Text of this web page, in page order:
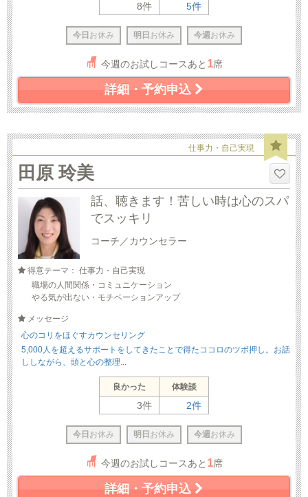
8件 5件
今日 お休み 明日 お休み 今週 お休み
今週のお試しコースあと 1席
詳細・予約申込
仕事力・自己実現
田原 玲美
話、聴きます！苦しい時は心のスパ
でスッキリ
コーチ／カウンセラー
得意テーマ： 仕事力・自己実現
職場の人間関係・コミュニケーション
やる気が出ない・モチベーションアップ
メッセージ
心のコリをほぐすカウンセリング
5,000人を超えるサポートをしてきたことで得たココロのツボ押し。お話
ししながら、頭と心の整理...
良かった 体験談
3件 2件
今日 お休み 明日 お休み 今週 お休み
今週のお試しコースあと 1席
詳細・予約申込